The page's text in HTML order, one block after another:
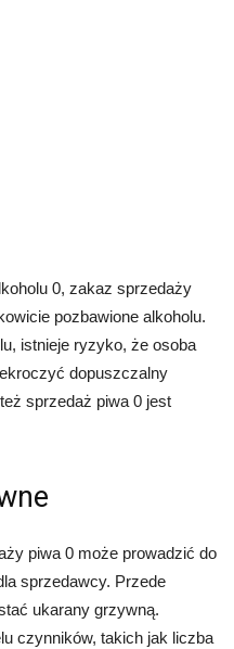
0, zakaz sprzedaży
pozbawione alkoholu.
istnieje ryzyko, że osoba
dopuszczalny
sprzedaż piwa 0 jest
piwa 0 może prowadzić do
sprzedawcy. Przede
ukarany grzywną.
czynników, takich jak liczba